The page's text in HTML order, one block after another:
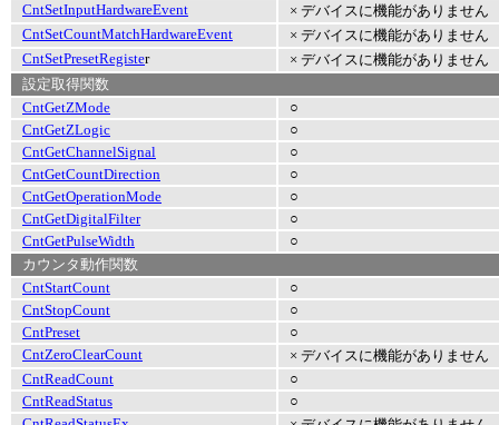
CntSetInputHardwareEvent
× デバイスに機能がありません
CntSetCountMatchHardwareEvent
× デバイスに機能がありません
CntSetPresetRegister
× デバイスに機能がありません
設定取得関数
CntGetZMode
○
CntGetZLogic
○
CntGetChannelSignal
○
CntGetCountDirection
○
CntGetOperationMode
○
CntGetDigitalFilter
○
CntGetPulseWidth
○
カウンタ動作関数
CntStartCount
○
CntStopCount
○
CntPreset
○
CntZeroClearCount
× デバイスに機能がありません
CntReadCount
○
CntReadStatus
○